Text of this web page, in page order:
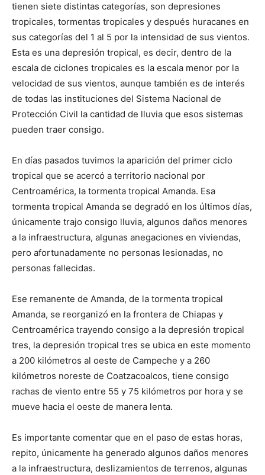
tienen siete distintas categorías, son depresiones
tropicales, tormentas tropicales y después huracanes en
sus categorías del 1 al 5 por la intensidad de sus vientos.
Esta es una depresión tropical, es decir, dentro de la
escala de ciclones tropicales es la escala menor por la
velocidad de sus vientos, aunque también es de interés
de todas las instituciones del Sistema Nacional de
Protección Civil la cantidad de lluvia que esos sistemas
pueden traer consigo.
En días pasados tuvimos la aparición del primer ciclo
tropical que se acercó a territorio nacional por
Centroamérica, la tormenta tropical Amanda. Esa
tormenta tropical Amanda se degradó en los últimos días,
únicamente trajo consigo lluvia, algunos daños menores
a la infraestructura, algunas anegaciones en viviendas,
pero afortunadamente no personas lesionadas, no
personas fallecidas.
Ese remanente de Amanda, de la tormenta tropical
Amanda, se reorganizó en la frontera de Chiapas y
Centroamérica trayendo consigo a la depresión tropical
tres, la depresión tropical tres se ubica en este momento
a 200 kilómetros al oeste de Campeche y a 260
kilómetros noreste de Coatzacoalcos, tiene consigo
rachas de viento entre 55 y 75 kilómetros por hora y se
mueve hacia el oeste de manera lenta.
Es importante comentar que en el paso de estas horas,
repito, únicamente ha generado algunos daños menores
a la infraestructura, deslizamientos de terrenos, algunas